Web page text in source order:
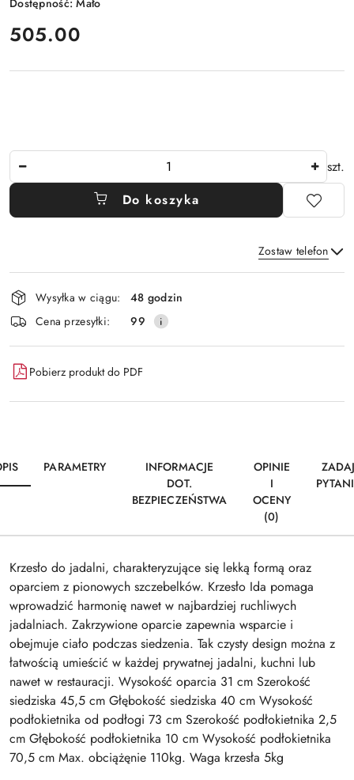
Dostępność:Mało
cena:
505.00
szt.
Do koszyka
Zostaw telefon
Wyślij
Dostępność
i
dostawa
Wysyłka w ciągu:
48 godzin
Cena przesyłki:
99
Pobierz produkt do PDF
PARAMETRY
INFORMACJE
DOT.
BEZPIECZEŃSTWA
OPINIE
I
OCENY
(0)
Krzesło do jadalni, charakteryzujące się lekką formą oraz
oparciem z pionowych szczebelków. Krzesło Ida pomaga
wprowadzić harmonię nawet w najbardziej ruchliwych
jadalniach. Zakrzywione oparcie zapewnia wsparcie i
obejmuje ciało podczas siedzenia. Tak czysty design można z
łatwością umieścić w każdej prywatnej jadalni, kuchni lub
nawet w restauracji. Wysokość oparcia 31 cm Szerokość
siedziska 45,5 cm Głębokość siedziska 40 cm Wysokość
podłokietnika od podłogi 73 cm Szerokość podłokietnika 2,5
cm Głębokość podłokietnika 10 cm Wysokość podłokietnika
70,5 cm Max. obciążęnie 110kg. Waga krzesła 5kg